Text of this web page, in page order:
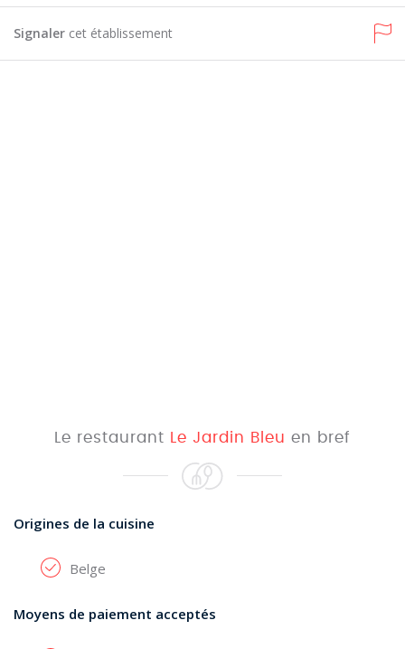
Signaler cet établissement
Le restaurant Le Jardin Bleu en bref
Origines de la cuisine
Belge
Moyens de paiement acceptés